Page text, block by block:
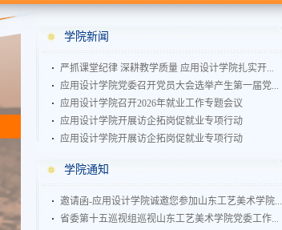
学院新闻
严抓课堂纪律 深耕教学质量 应用设计学院扎实开...
应用设计学院党委召开党员大会选举产生第一届党...
应用设计学院召开2026年就业工作专题会议
应用设计学院开展访企拓岗促就业专项行动
应用设计学院开展访企拓岗促就业专项行动
学院通知
邀请函-应用设计学院诚邀您参加山东工艺美术学院...
省委第十五巡视组巡视山东工艺美术学院党委工作...